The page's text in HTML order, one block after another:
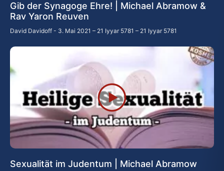
Gib der Synagoge Ehre! | Michael Abramow &
Rav Yaron Reuven
David Davidoff 3. Mai 2021 – 21 Iyyar 5781 – 21 Iyyar 5781
Sexualität im Judentum | Michael Abramow